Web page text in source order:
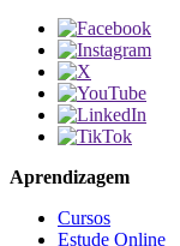
Aprendizagem
Cursos
Estude Online